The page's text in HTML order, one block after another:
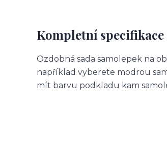
Kompletní specifikace
Ozdobná sada samolepek na
například vyberete modrou
mít barvu podkladu kam